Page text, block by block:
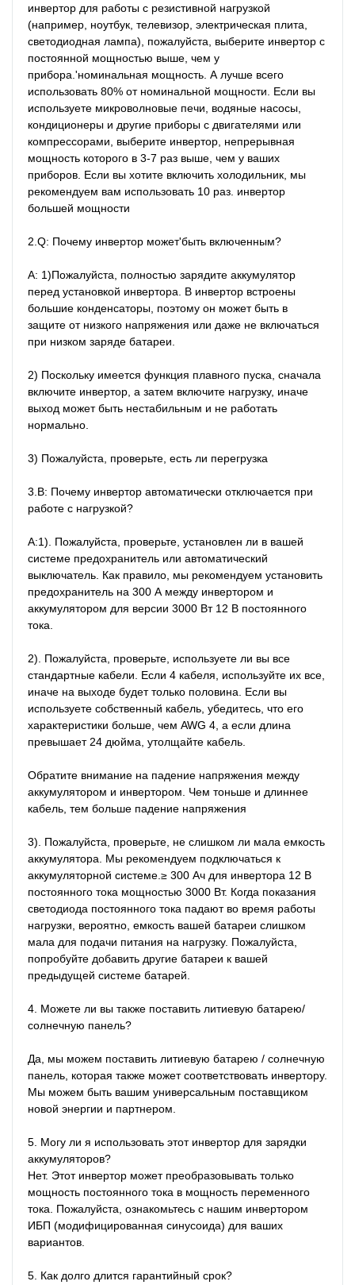
инвертор для работы с резистивной нагрузкой
(например, ноутбук, телевизор, электрическая плита,
светодиодная лампа), пожалуйста, выберите инвертор с
постоянной мощностью выше, чем у
прибора.'номинальная мощность. А лучше всего
использовать 80% от номинальной мощности. Если вы
используете микроволновые печи, водяные насосы,
кондиционеры и другие приборы с двигателями или
компрессорами, выберите инвертор, непрерывная
мощность которого в 3-7 раз выше, чем у ваших
приборов. Если вы хотите включить холодильник, мы
рекомендуем вам использовать 10 раз. инвертор
большей мощности
2.Q: Почему инвертор может'быть включенным?
A: 1)Пожалуйста, полностью зарядите аккумулятор
перед установкой инвертора. В инвертор встроены
большие конденсаторы, поэтому он может быть в
защите от низкого напряжения или даже не включаться
при низком заряде батареи.
2) Поскольку имеется функция плавного пуска, сначала
включите инвертор, а затем включите нагрузку, иначе
выход может быть нестабильным и не работать
нормально.
3) Пожалуйста, проверьте, есть ли перегрузка
3.В: Почему инвертор автоматически отключается при
работе с нагрузкой?
А:1). Пожалуйста, проверьте, установлен ли в вашей
системе предохранитель или автоматический
выключатель. Как правило, мы рекомендуем установить
предохранитель на 300 А между инвертором и
аккумулятором для версии 3000 Вт 12 В постоянного
тока.
2). Пожалуйста, проверьте, используете ли вы все
стандартные кабели. Если 4 кабеля, используйте их все,
иначе на выходе будет только половина. Если вы
используете собственный кабель, убедитесь, что его
характеристики больше, чем AWG 4, а если длина
превышает 24 дюйма, утолщайте кабель.
Обратите внимание на падение напряжения между
аккумулятором и инвертором. Чем тоньше и длиннее
кабель, тем больше падение напряжения
3). Пожалуйста, проверьте, не слишком ли мала емкость
аккумулятора. Мы рекомендуем подключаться к
аккумуляторной системе.≥ 300 Ач для инвертора 12 В
постоянного тока мощностью 3000 Вт. Когда показания
светодиода постоянного тока падают во время работы
нагрузки, вероятно, емкость вашей батареи слишком
мала для подачи питания на нагрузку. Пожалуйста,
попробуйте добавить другие батареи к вашей
предыдущей системе батарей.
4. Можете ли вы также поставить литиевую батарею/
солнечную панель?
Да, мы можем поставить литиевую батарею / солнечную
панель, которая также может соответствовать инвертору.
Мы можем быть вашим универсальным поставщиком
новой энергии и партнером.
5. Могу ли я использовать этот инвертор для зарядки
аккумуляторов?
Нет. Этот инвертор может преобразовывать только
мощность постоянного тока в мощность переменного
тока. Пожалуйста, ознакомьтесь с нашим инвертором
ИБП (модифицированная синусоида) для ваших
вариантов.
5. Как долго длится гарантийный срок?